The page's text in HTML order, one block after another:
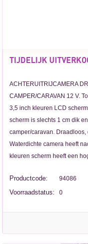
TIJDELIJK
ACHTERUITRIJCAMERA
CAMPER/CARAVAN 12 V.
3,5 inch kleuren LCD
scherm is slechts 1 cm dik
camper/caravan.
Waterdichte camera heeft
kleuren scherm heeft een
Productcode: 94086
Voorraadstatus: 0